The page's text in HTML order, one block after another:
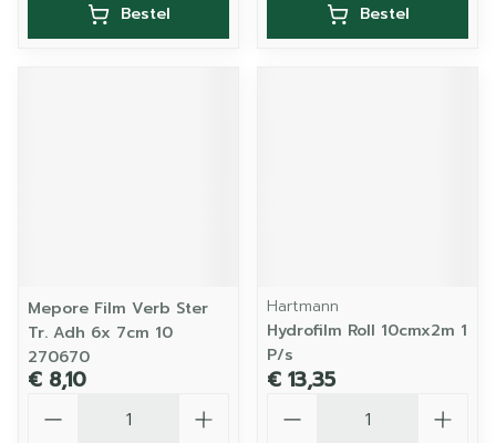
Bestel Bestel
Mepore Film Verb Ster
Tr. Adh 6x 7cm 10
270670
€ 8,10
Hartmann
Hydrofilm Roll 10cmx2m 1
P/s
€ 13,35